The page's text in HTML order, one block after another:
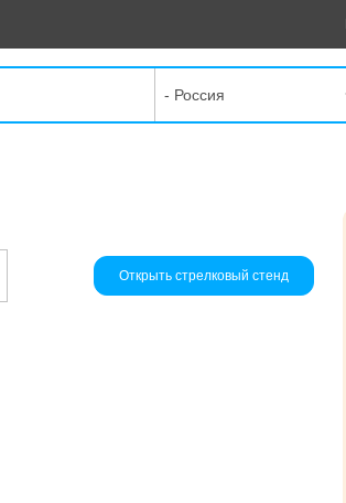
- Россия
Открыть стрелковый стенд